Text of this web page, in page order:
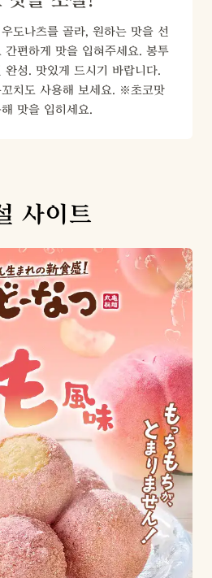
도나츠를 골라, 원하는 맛을 선
간편하게 맛을 입혀주세요. 봉투
완성. 맛있게 드시기 바랍니다.
치도 사용해 보세요. ※초코맛
맛을 입히세요.
사이트